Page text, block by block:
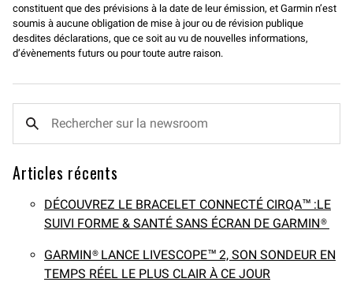
constituent que des prévisions à la date de leur émission, et Garmin n’est
soumis à aucune obligation de mise à jour ou de révision publique
desdites déclarations, que ce soit au vu de nouvelles informations,
d’évènements futurs ou pour toute autre raison.
Articles récents
DÉCOUVREZ LE BRACELET CONNECTÉ CIRQA™ :LE
SUIVI FORME & SANTÉ SANS ÉCRAN DE GARMIN®
GARMIN® LANCE LIVESCOPE™ 2, SON SONDEUR EN
TEMPS RÉEL LE PLUS CLAIR À CE JOUR